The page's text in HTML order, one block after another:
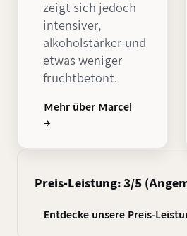
zeigt sich jedoch
intensiver,
alkoholstärker und
etwas weniger
fruchtbetont.
Mehr über Marcel
→
Preis-Leistung: 3/5
Entdecke unsere Preis-